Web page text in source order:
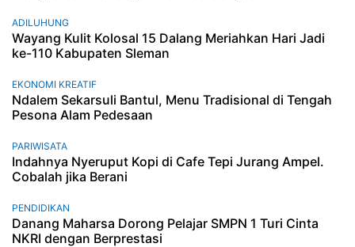
ADILUHUNG
Wayang Kulit Kolosal 15 Dalang Meriahkan Hari Jadi
ke-110 Kabupaten Sleman
EKONOMI KREATIF
Ndalem Sekarsuli Bantul, Menu Tradisional di Tengah
Pesona Alam Pedesaan
PARIWISATA
Indahnya Nyeruput Kopi di Cafe Tepi Jurang Ampel.
Cobalah jika Berani
PENDIDIKAN
Danang Maharsa Dorong Pelajar SMPN 1 Turi Cinta
NKRI dengan Berprestasi